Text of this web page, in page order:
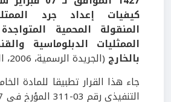
كيفيات إعداد جرد
المنقولة المحمية
الممثليات الدبلوماسية
بالخارج (الجريدة الرسمية، 2006، العدد 29)
جاء هذا القرار تطبيقا للمادة